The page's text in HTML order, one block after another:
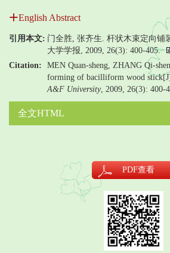
English Abstract
引用本文: 门全胜, 张齐生. 杆状木束定向铺
大学学报, 2009, 26(3): 400-405.
Citation:
MEN Quan-sheng, ZHANG Qi-
forming of bacilliform wood
A&F University, 2009, 26(3): 400-
全文HTML
PDF查看